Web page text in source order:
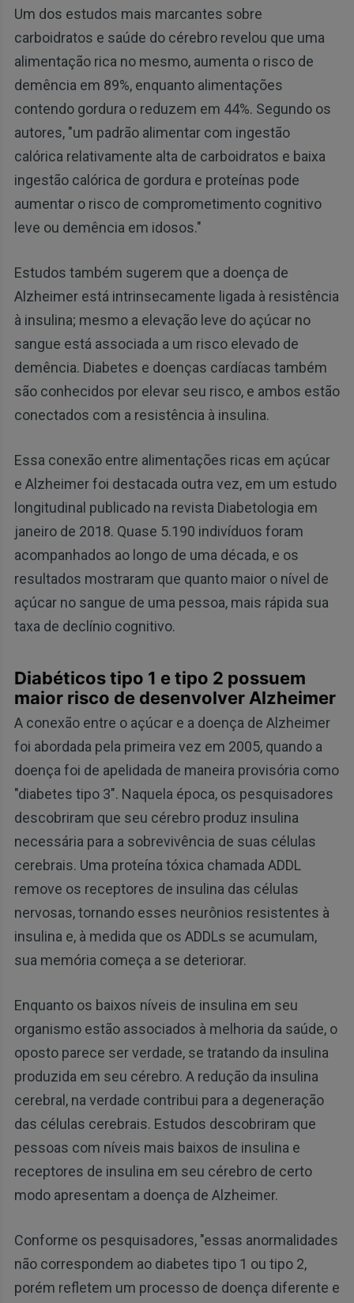
Um dos estudos mais marcantes sobre
carboidratos e saúde do cérebro revelou que uma
alimentação rica no mesmo, aumenta o risco de
demência em 89%, enquanto alimentações
contendo gordura o reduzem em 44%. Segundo os
autores, "um padrão alimentar com ingestão
calórica relativamente alta de carboidratos e baixa
ingestão calórica de gordura e proteínas pode
aumentar o risco de comprometimento cognitivo
leve ou demência em idosos."
Estudos também sugerem que a doença de
Alzheimer está intrinsecamente ligada à resistência
à insulina; mesmo a elevação leve do açúcar no
sangue está associada a um risco elevado de
demência. Diabetes e doenças cardíacas também
são conhecidos por elevar seu risco, e ambos estão
conectados com a resistência à insulina.
Essa conexão entre alimentações ricas em açúcar
e Alzheimer foi destacada outra vez, em um estudo
longitudinal publicado na revista Diabetologia em
janeiro de 2018. Quase 5.190 indivíduos foram
acompanhados ao longo de uma década, e os
resultados mostraram que quanto maior o nível de
açúcar no sangue de uma pessoa, mais rápida sua
taxa de declínio cognitivo.
Diabéticos tipo 1 e tipo 2 possuem
maior risco de desenvolver Alzheimer
A conexão entre o açúcar e a doença de Alzheimer
foi abordada pela primeira vez em 2005, quando a
doença foi de apelidada de maneira provisória como
"diabetes tipo 3". Naquela época, os pesquisadores
descobriram que seu cérebro produz insulina
necessária para a sobrevivência de suas células
cerebrais. Uma proteína tóxica chamada ADDL
remove os receptores de insulina das células
nervosas, tornando esses neurônios resistentes à
insulina e, à medida que os ADDLs se acumulam,
sua memória começa a se deteriorar.
Enquanto os baixos níveis de insulina em seu
organismo estão associados à melhoria da saúde, o
oposto parece ser verdade, se tratando da insulina
produzida em seu cérebro. A redução da insulina
cerebral, na verdade contribui para a degeneração
das células cerebrais. Estudos descobriram que
pessoas com níveis mais baixos de insulina e
receptores de insulina em seu cérebro de certo
modo apresentam a doença de Alzheimer.
Conforme os pesquisadores, "essas anormalidades
não correspondem ao diabetes tipo 1 ou tipo 2,
porém refletem um processo de doença diferente e